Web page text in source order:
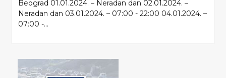
Beograd 01.01.2024. – Neradan dan 02.01.2024. –
Neradan dan 03.01.2024. – 07:00 - 22:00 04.01.2024. –
07:00 -...